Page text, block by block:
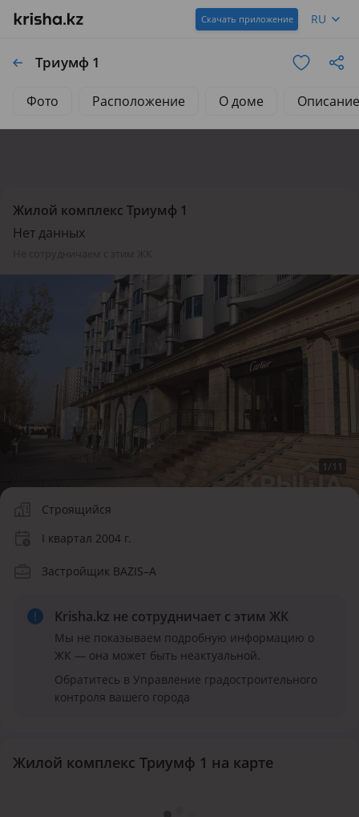
Скачать приложение RU
Триумф 1
Фото Расположение О доме Описание
Жилой комплекс Триумф 1
Нет данных
1/11
Строящийся
I квартал 2004 г.
Застройщик BAZIS–А
Krisha.kz не сотрудничает с этим ЖК
Мы не показываем подробную информацию о
ЖК — она может быть неактуальной.
Обратитесь в Управление градостроительного
контроля вашего города
Жилой комплекс Триумф 1 на карте